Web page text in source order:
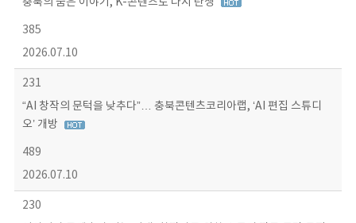
385
2026.07.10
231
“AI 창작의 문턱을 낮추다”… 충북콘텐츠코리아랩, ‘AI 편집 스튜디
오’ 개방
489
2026.07.10
230